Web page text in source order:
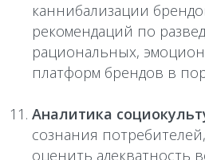
каннибализации
рекомендаций по
рациональных,
платформ брендов в
Аналитика
сознания
оценить адекватность